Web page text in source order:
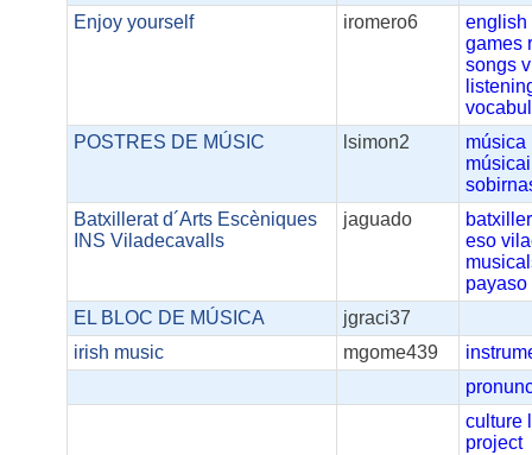
Enjoy yourself
iromero6
english
games
songs
POSTRES DE MÚSIC
lsimon2 música
Batxillerat d´Arts Escèniques
INS Viladecavalls
jaguado
eso
payaso
EL BLOC DE MÚSICA
jgraci37
irish music
mgome439
culture
project